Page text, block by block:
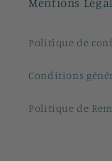
Mentions
Politique de
Conditions
Politique de